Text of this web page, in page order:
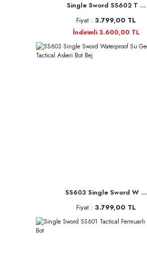
Single Sword SS602 T ...
Fiyat : 3.799,00 TL
İndirimli 3.600,00 TL
SS603 Single Sword W ...
Fiyat : 3.799,00 TL